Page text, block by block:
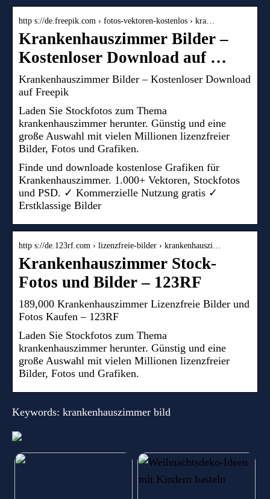
http s://de.freepik.com › fotos-vektoren-kostenlos › kra…
Krankenhauszimmer Bilder –
Kostenloser Download auf …
Krankenhauszimmer Bilder – Kostenloser Download
auf Freepik
Laden Sie Stockfotos zum Thema
krankenhauszimmer herunter. Günstig und eine
große Auswahl mit vielen Millionen lizenzfreier
Bilder, Fotos und Grafiken.
Finde und downloade kostenlose Grafiken für
Krankenhauszimmer. 1.000+ Vektoren, Stockfotos
und PSD. ✓ Kommerzielle Nutzung gratis ✓
Erstklassige Bilder
http s://de.123rf.com › lizenzfreie-bilder › krankenhauszi…
Krankenhauszimmer Stock-
Fotos und Bilder – 123RF
189,000 Krankenhauszimmer Lizenzfreie Bilder und
Fotos Kaufen – 123RF
Laden Sie Stockfotos zum Thema
krankenhauszimmer herunter. Günstig und eine
große Auswahl mit vielen Millionen lizenzfreier
Bilder, Fotos und Grafiken.
Keywords: krankenhauszimmer bild